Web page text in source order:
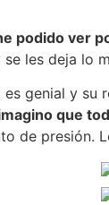
podido ver
les deja lo
genial y
que
de presión.